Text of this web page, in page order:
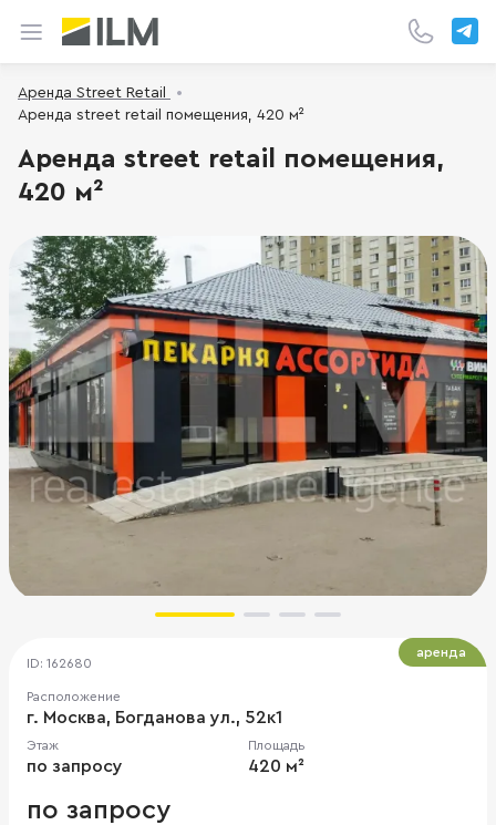
Аренда Street Retail
Аренда street retail помещения, 420 м²
Аренда street retail помещения,
420 м²
ID: 162680
Расположение
г. Москва, Богданова ул., 52к1
Этаж
по запросу
Площадь
420 м²
по запросу
аренда